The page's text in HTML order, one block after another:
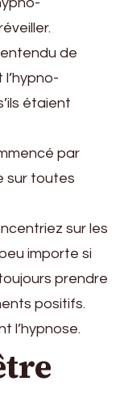
de
étaient
par
sur toutes
sur les
importe si
prendre
positifs.
l’hypnose.